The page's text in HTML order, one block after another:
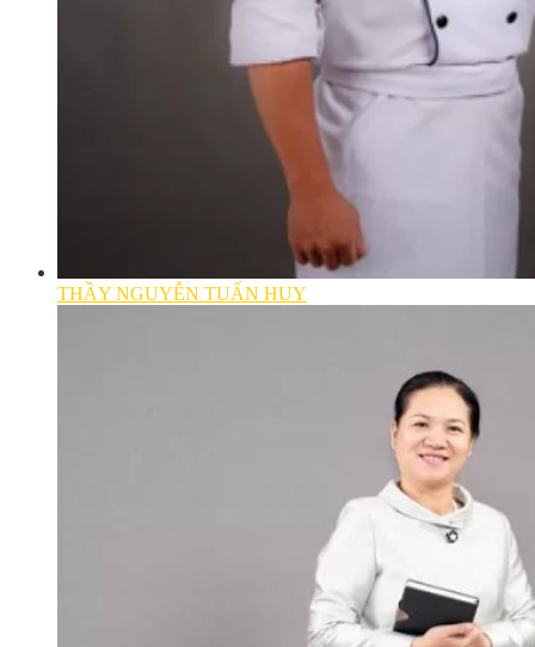
THẦY NGUYỄN TUẤN HUY